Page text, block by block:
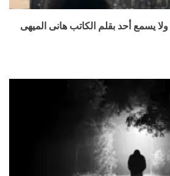
يسمع أحد بقلم الكاتب هانى الميهى